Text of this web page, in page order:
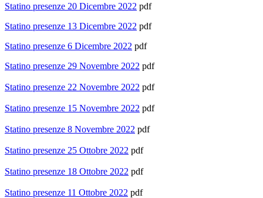
Statino presenze 20 Dicembre 2022 pdf
Statino presenze 13 Dicembre 2022 pdf
Statino presenze 6 Dicembre 2022 pdf
Statino presenze 29 Novembre 2022 pdf
Statino presenze 22 Novembre 2022 pdf
Statino presenze 15 Novembre 2022 pdf
Statino presenze 8 Novembre 2022 pdf
Statino presenze 25 Ottobre 2022 pdf
Statino presenze 18 Ottobre 2022 pdf
Statino presenze 11 Ottobre 2022 pdf